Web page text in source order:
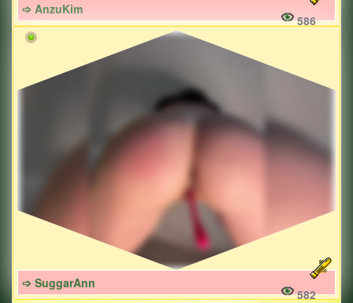
➩ AnzuKim
586
➩ SuggarAnn
582